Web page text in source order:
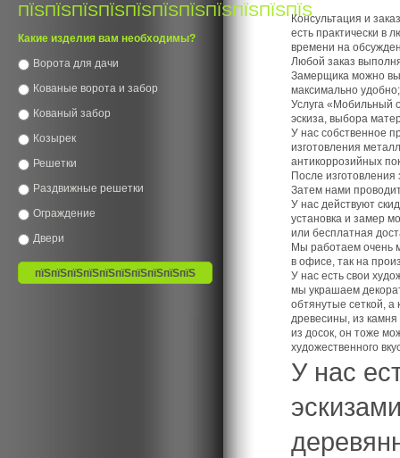
ПЇЅПЇЅПЇЅПЇЅПЇЅПЇЅПЇЅПЇЅПЇЅПЇЅПЇЅ
Какие изделия вам необходимы?
Ворота для дачи
Кованые ворота и забор
Кованый забор
Козырек
Решетки
Раздвижные решетки
Ограждение
Двери
Консультация и
есть практически в
времени на
Любой заказ
Замерщика можно
максимально удобно;
Услуга «Мобильный
эскиза, выбора
У нас собственное
изготовления
антикоррозийных
После
Затем нами
У нас действуют
установка и замер
или бесплатная
Мы работаем очень
в офисе, так на
У нас есть свои
мы украшаем
обтянутые сеткой, а
древесины, из
из досок, он тоже
художественного
У нас